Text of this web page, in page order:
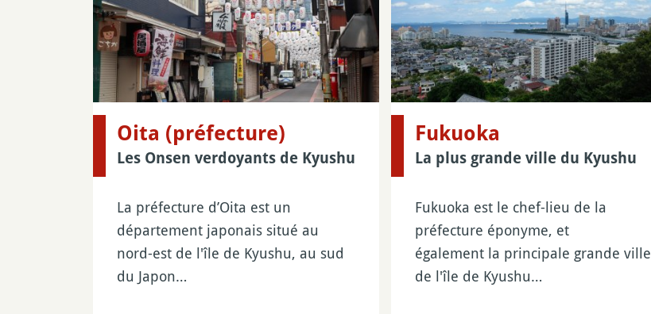
Oita (préfecture)
Les Onsen verdoyants de Kyushu
La préfecture d’Oita est un
département japonais situé au
nord-est de l'île de Kyushu, au sud
du Japon…
Fukuoka
La plus grande ville du Kyushu
Fukuoka est le chef-lieu de la
préfecture éponyme, et
également la principale grande ville
de l'île de Kyushu…